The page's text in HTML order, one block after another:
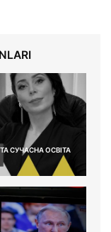
СУЧАСНА ОСВІТА